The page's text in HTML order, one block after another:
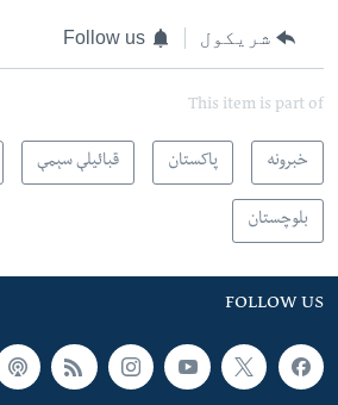
شریکول Follow us
This item is part of
خبرونه پاکستان قبائیلې سېمې
بلوچستان
FOLLOW US